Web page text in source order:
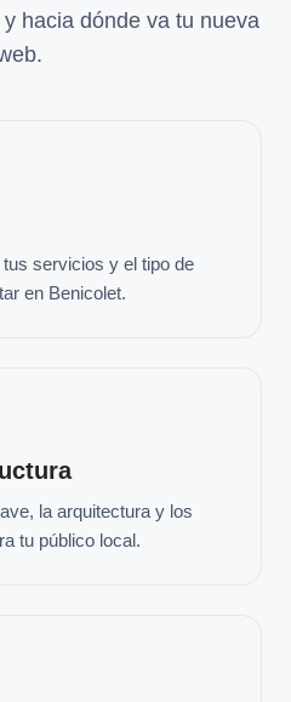
hacia dónde va tu nueva
servicios y el tipo de
en Benicolet.
la arquitectura y los
tu público local.